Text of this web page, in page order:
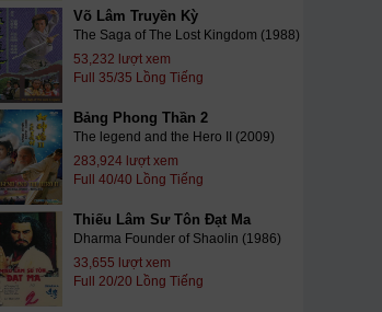
Võ Lâm Truyền Kỳ
The Saga of The Lost Kingdom (1988)
53,232 lượt xem
Full 35/35 Lồng Tiếng
Bảng Phong Thần 2
The legend and the Hero II (2009)
283,924 lượt xem
Full 40/40 Lồng Tiếng
Thiếu Lâm Sư Tôn Đạt Ma
Dharma Founder of Shaolin (1986)
33,655 lượt xem
Full 20/20 Lồng Tiếng